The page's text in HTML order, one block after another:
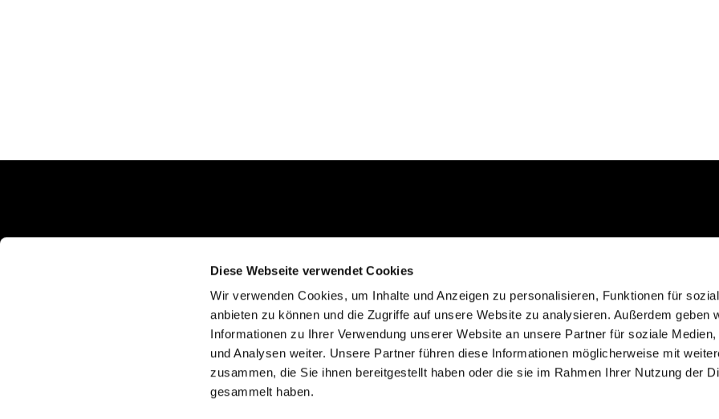
Diese Webseite verwendet Cookies
Wir verwenden Cookies, um Inhalte und Anzeigen zu personalisieren, Funktionen für
anbieten zu können und die Zugriffe auf unsere Website zu analysieren. Außerdem geben
Informationen zu Ihrer Verwendung unserer Website an unsere Partner für soziale Medien,
und Analysen weiter. Unsere Partner führen diese Informationen möglicherweise mit
zusammen, die Sie ihnen bereitgestellt haben oder die sie im Rahmen Ihrer Nutzung der
gesammelt haben.
Erftstadt, NRW 50374
02235 923130
gemeinde@efkgie.de